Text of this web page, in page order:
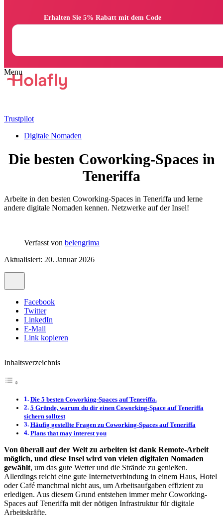
Trustpilot
Digitale Nomaden
Die besten Coworking-Spaces in
Teneriffa
Arbeite in den besten Coworking-Spaces in Teneriffa und lerne
andere digitale Nomaden kennen. Netzwerke auf der Insel!
Verfasst von belengrima
Aktualisiert: 20. Januar 2026
Facebook
Twitter
LinkedIn
E-Mail
Link kopieren
Inhaltsverzeichnis
Die 5 besten Coworking-Spaces auf Teneriffa.
5 Gründe, warum du dir einen Coworking-Space auf Teneriffa
sichern solltest
Häufig gestellte Fragen zu Coworking-Spaces auf Teneriffa
Plans that may interest you
Von überall auf der Welt zu arbeiten ist dank Remote-Arbeit
möglich, und diese Insel wird von vielen digitalen Nomaden
gewählt, um das gute Wetter und die Strände zu genießen.
Allerdings reicht eine gute Internetverbindung in einem Haus, Hotel
oder Café manchmal nicht aus, um Arbeitsaufgaben effizient zu
erledigen. Aus diesem Grund entstehen immer mehr Coworking-
Spaces auf Teneriffa mit der nötigen Infrastruktur für digitale
Arbeitskräfte.